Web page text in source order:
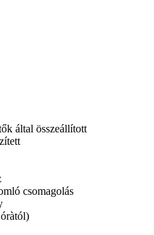
által összeállított
csomagolás